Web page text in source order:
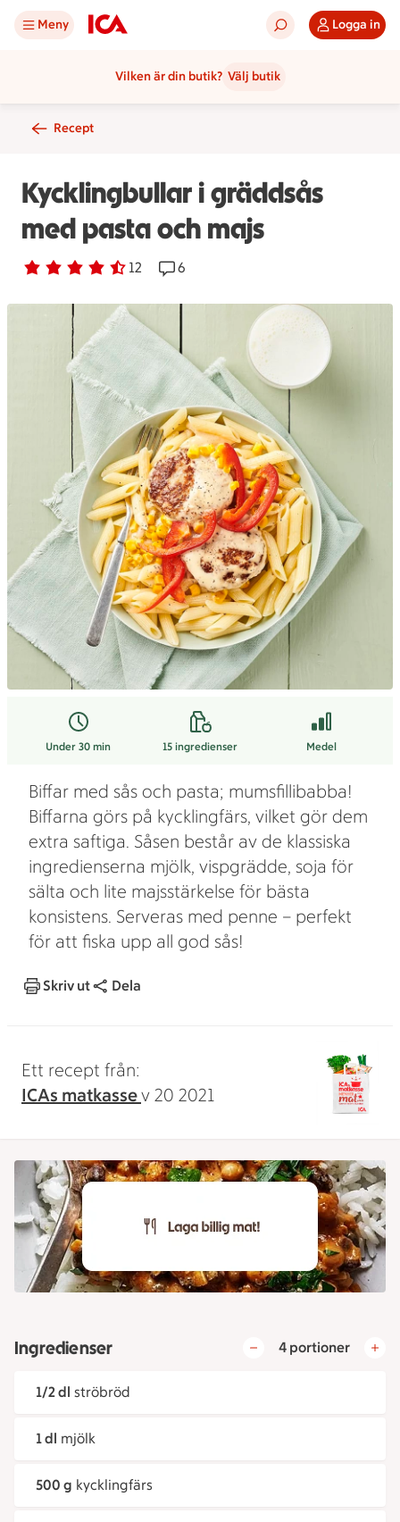
Meny Logga in
Vilken är din butik? Välj butik
Recept
Kycklingbullar i gräddsås
med pasta och majs
Betyg 4.2 av 5. 12
12 personer har röstatReceptet har 6 kommentarer
6
Under 30 min 15 ingredienser Medel
Biffar med sås och pasta; mumsfillibabba!
Biffarna görs på kycklingfärs, vilket gör dem
extra saftiga. Såsen består av de klassiska
ingredienserna mjölk, vispgrädde, soja för
sälta och lite majsstärkelse för bästa
konsistens. Serveras med penne – perfekt
för att fiska upp all god sås!
Skriv ut Dela
Ett recept från:
ICAs matkassev 20 2021
Ingredienser 4 portioner
1/2 dl ströbröd
1 dl mjölk
500 g kycklingfärs